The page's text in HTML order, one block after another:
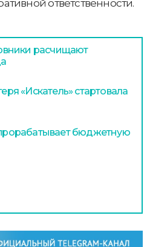
ответственности.
расчищают
«Искатель» стартовала
бюджетную